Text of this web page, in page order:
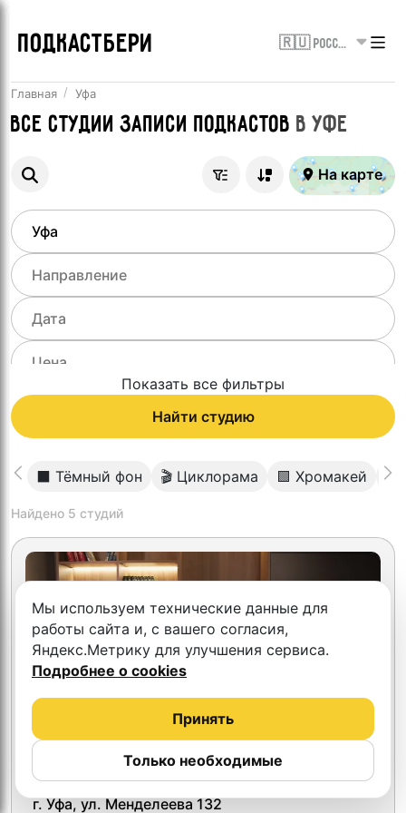
ПОДКАСТБЕРИ 🇷🇺 Россия
Главная Уфа
ВсеСтудии записи подкастов вУфе
На карте
Показать все фильтры
Найти студию
⬛️ Тёмный фон 🎬 Циклорама 🟩 Хромакей 📡
Найдено 5 студий
Так и задумано
г. Уфа, ул. Менделеева 132
Мы используем технические данные для
работы сайта и, с вашего согласия,
Яндекс.Метрику для улучшения сервиса.
Подробнее о cookies
Только необходимые
Принять